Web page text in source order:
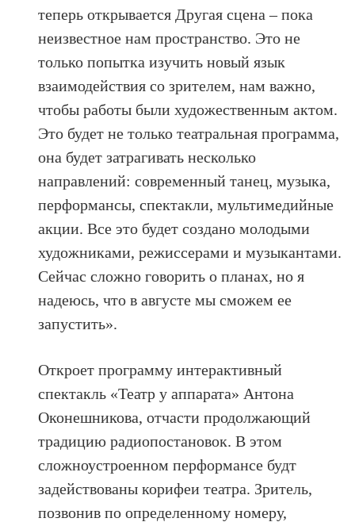
теперь открывается Другая сцена – пока
неизвестное нам пространство. Это не
только попытка изучить новый язык
взаимодействия со зрителем, нам важно,
чтобы работы были художественным актом.
Это будет не только театральная программа,
она будет затрагивать несколько
направлений: современный танец, музыка,
перформансы, спектакли, мультимедийные
акции. Все это будет создано молодыми
художниками, режиссерами и музыкантами.
Сейчас сложно говорить о планах, но я
надеюсь, что в августе мы сможем ее
запустить».
Откроет программу интерактивный
спектакль «Театр у аппарата» Антона
Оконешникова, отчасти продолжающий
традицию радиопостановок. В этом
сложноустроенном перформансе будт
задействованы корифеи театра. Зритель,
позвонив по определенному номеру,